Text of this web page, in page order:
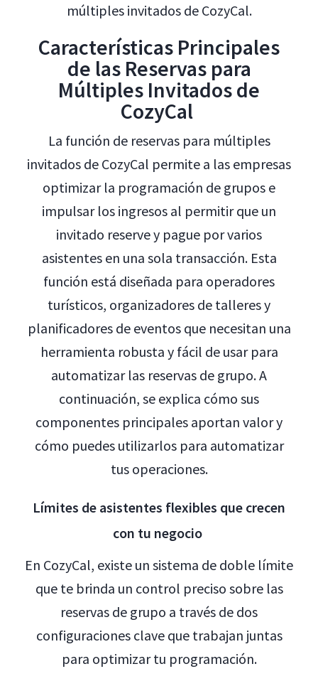
múltiples invitados de CozyCal.
Características Principales
de las Reservas para
Múltiples Invitados de
CozyCal
La función de reservas para múltiples
invitados de CozyCal permite a las empresas
optimizar la programación de grupos e
impulsar los ingresos al permitir que un
invitado reserve y pague por varios
asistentes en una sola transacción. Esta
función está diseñada para operadores
turísticos, organizadores de talleres y
planificadores de eventos que necesitan una
herramienta robusta y fácil de usar para
automatizar las reservas de grupo. A
continuación, se explica cómo sus
componentes principales aportan valor y
cómo puedes utilizarlos para automatizar
tus operaciones.
Límites de asistentes flexibles que crecen
con tu negocio
En CozyCal, existe un sistema de doble límite
que te brinda un control preciso sobre las
reservas de grupo a través de dos
configuraciones clave que trabajan juntas
para optimizar tu programación.